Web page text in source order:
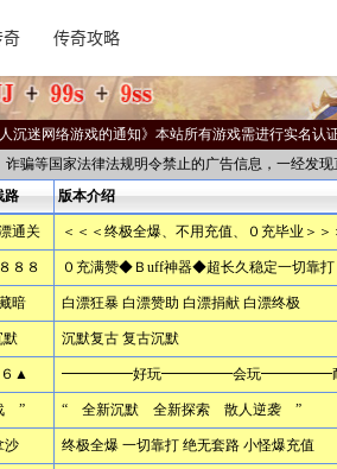
奇 传奇攻略